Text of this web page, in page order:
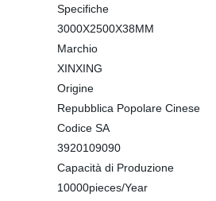
Specifiche
3000X2500X38MM
Marchio
XINXING
Origine
Repubblica Popolare Cinese
Codice SA
3920109090
Capacità di Produzione
10000pieces/Year